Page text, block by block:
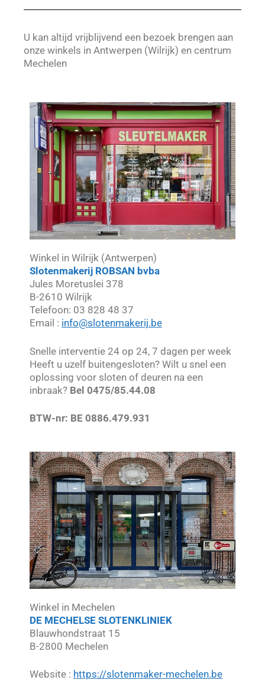
U kan altijd vrijblijvend een bezoek brengen aan
onze winkels in Antwerpen (Wilrijk) en centrum
Mechelen
Winkel in Wilrijk (Antwerpen)
Slotenmakerij ROBSAN bvba
Jules Moretuslei 378
B-2610 Wilrijk
Telefoon: 03 828 48 37
Email : info@slotenmakerij.be
Snelle interventie 24 op 24, 7 dagen per week
Heeft u uzelf buitengesloten? Wilt u snel een
oplossing voor sloten of deuren na een
inbraak? Bel 0475/85.44.08
BTW-nr: BE 0886.479.931
Winkel in Mechelen
DE MECHELSE SLOTENKLINIEK
Blauwhondstraat 15
B-2800 Mechelen
Website : https://slotenmaker-mechelen.be